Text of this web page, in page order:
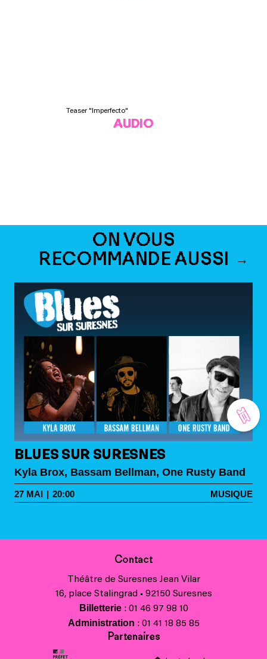
Teaser "Imperfecto"
AUDIO
ON VOUS
RECOMMANDE AUSSI
BLUES SUR SURESNES
Kyla Brox, Bassam Bellman, One Rusty Band
27 MAI | 20:00 MUSIQUE
Contact
Théâtre de Suresnes Jean Vilar
16, place Stalingrad • 92150 Suresnes
Billetterie: 01 46 97 98 10
Administration : 01 41 18 85 85
Partenaires